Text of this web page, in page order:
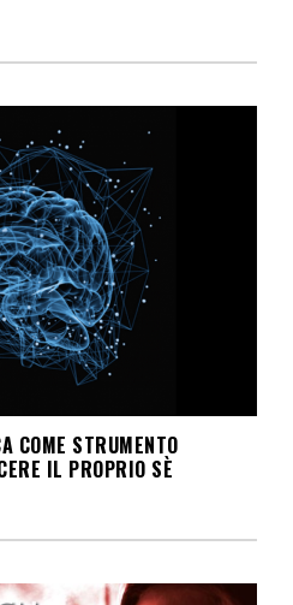
COME STRUMENTO
IL PROPRIO SÈ